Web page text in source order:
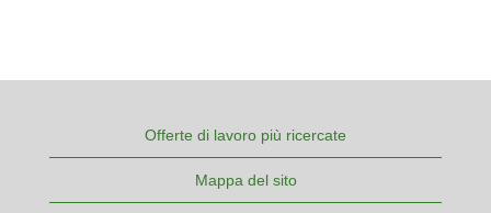
Offerte di lavoro più ricercate
Mappa del sito